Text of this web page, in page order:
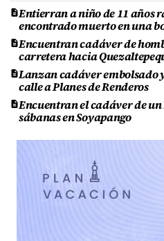
Entierran a niño de 11 años
encontrado muerto en una
Encuentran cadáver de
carretera hacia
Lanzan cadáver embolsado
calle a Planes de Renderos
Encuentran el cadáver de
sábanas en Soyapango